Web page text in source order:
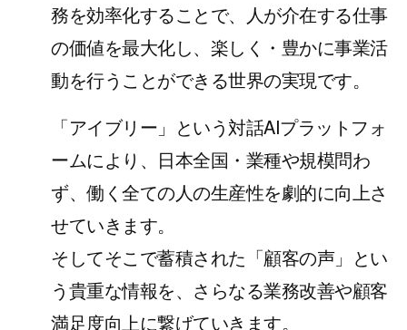
務を効率化することで、
人が介在する仕事
の価値を最大化し、 楽しく・豊かに事業活
動を行うことができる世界の実現です。
「アイブリー」という対話AIプラットフォ
ームにより、 日本全国・業種や規模問わ
ず、働く全ての人の生産性を劇的に向上さ
せていきます。
そしてそこで蓄積された「顧客の声」とい
う貴重な情報を、さらなる業務改善や顧客
満足度向上に繋げていきます。